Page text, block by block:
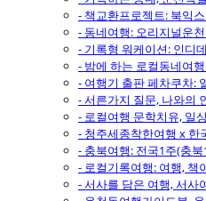
- 책교환프로젝트: 북익
- 동네여행: 오리지널운
- 기록형 워케이션: 인디
- 밤에 하는 로컬동네여
- 여행기 출판 페차쿠차:
- 서른가지 질문, 나와의
- 로컬여행 문학치유, 일
- 청주세종착한여행 x 한
- 충북여행: 전국1주(충
- 로컬기록여행: 여행, 책
- 서사를 담은 여행, 서사